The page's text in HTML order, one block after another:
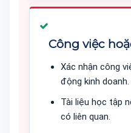
Công việc
Xác nhận công
động kinh doanh.
Tài liệu học tập
có liên quan.